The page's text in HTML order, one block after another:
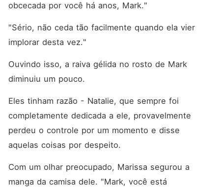
obcecada por você há anos, Mark."
"Sério, não ceda tão facilmente quando ela vier
implorar desta vez."
Ouvindo isso, a raiva gélida no rosto de Mark
diminuiu um pouco.
Eles tinham razão - Natalie, que sempre foi
completamente dedicada a ele, provavelmente
perdeu o controle por um momento e disse
aquelas coisas por despeito.
Com um olhar preocupado, Marissa segurou a
manga da camisa dele. "Mark, você está